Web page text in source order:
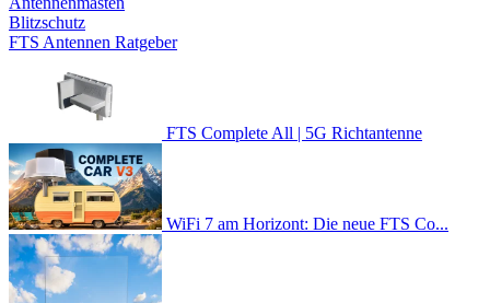
Blitzschutz
FTS Antennen Ratgeber
FTS Complete All | 5G Richtantenne
WiFi 7 am Horizont: Die neue FTS Co...